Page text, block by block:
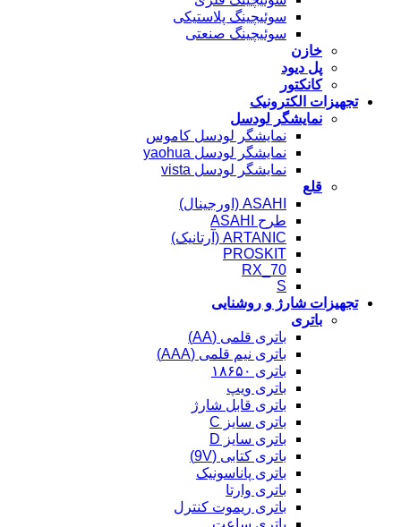
سوئیچینگ پلاستیکی
سوئیچینگ صنعتی
خازن
پل دیود
کانکتور
تجهیزات الکترونیک
نمایشگر لودسل
نمایشگر لودسل کاموس
نمایشگر لودسل yaohua
نمایشگر لودسل vista
قلع
ASAHI (اورجینال)
طرح ASAHI
ARTANIC (آرتانیک)
PROSKIT
RX_70
S
تجهیزات شارژ و روشنایی
باتری
باتری قلمی (AA)
باتری نیم قلمی (AAA)
باتری ۱۸۶۵۰
باتری ویپ
باتری قابل شارژ
باتری سایز C
باتری سایز D
باتری کتابی (9V)
باتری پاناسونیک
باتری وارتا
باتری ریموت کنترل
باتری ساعت